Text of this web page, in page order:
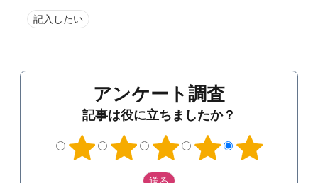
記入したい
アンケート調査
記事は役に立ちましたか？